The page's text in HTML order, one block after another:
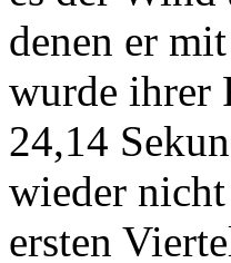
denen er
wurde ihrer
24,14
wieder
ersten